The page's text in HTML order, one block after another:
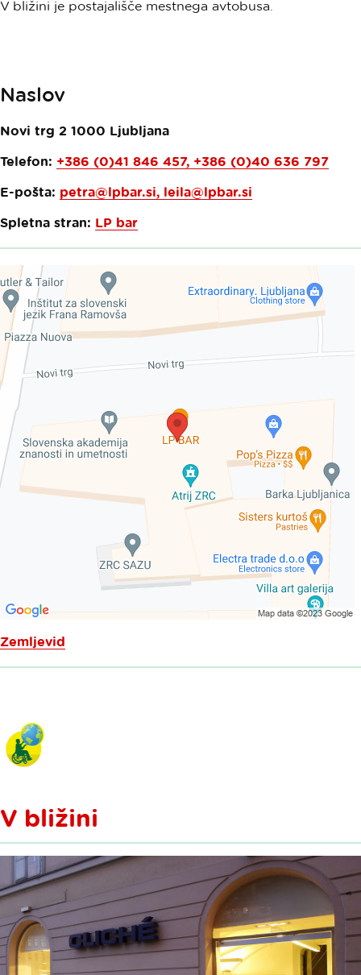
V bližini je postajališče mestnega avtobusa.
Naslov
Novi trg 2 1000 Ljubljana
Telefon: +386 (0)41 846 457, +386 (0)40 636 797
E-pošta: petra@lpbar.si, leila@lpbar.si
Spletna stran: LP bar
Zemljevid
V bližini